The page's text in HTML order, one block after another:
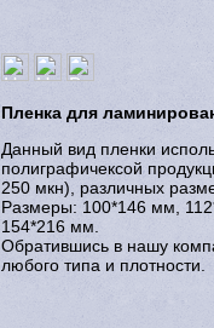
Пленка для
Данный вид пленки
полиграфичексой
250 мкн), различных
Размеры: 100*146 мм,
154*216 мм.
Обратившись в нашу
любого типа и плотности.